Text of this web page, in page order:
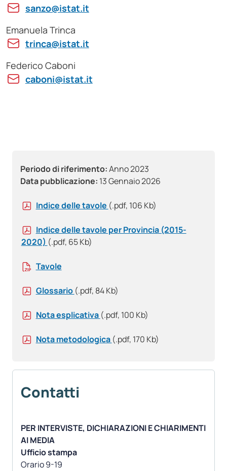
Periodo di riferimento:Anno 2023
Data pubblicazione: 13 Gennaio 2026
Indice delle tavole (.pdf, 106 Kb)
Indice delle tavole per Provincia (2015-
2020) (.pdf, 65 Kb)
Tavole
Glossario (.pdf, 84 Kb)
Nota esplicativa (.pdf, 100 Kb)
Nota metodologica (.pdf, 170 Kb)
Contatti
PER INTERVISTE, DICHIARAZIONI E CHIARIMENTI
AI MEDIA
Ufficio stampa
Orario 9-19
sanzo@istat.it
Emanuela Trinca
trinca@istat.it
Federico Caboni
caboni@istat.it